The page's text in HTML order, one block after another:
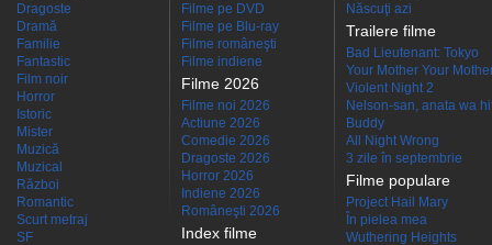
Dragoste
Dramă
Familie
Fantastic
Film noir
Horror
Istoric
Mister
Muzică
Muzical
Război
Romantic
Scurt metraj
SF
Filme pe DVD
Filme pe Blu-ray
Filme româneşti
Filme indiene
Filme 2026
Filme noi 2026
Actiune 2026
Comedie 2026
Dragoste 2026
Horror 2026
Indiene 2026
Româneşti 2026
Index filme
Născuţi azi
Trailere filme
Bad Lieutenant: Tokyo
Your Mother Your
Violent Night 2
Nelson-san, anata wa
Buddy
All Night Wrong
3 zile în septembrie
Filme populare
Project Hail Mary
În pielea mea
Wuthering Heights